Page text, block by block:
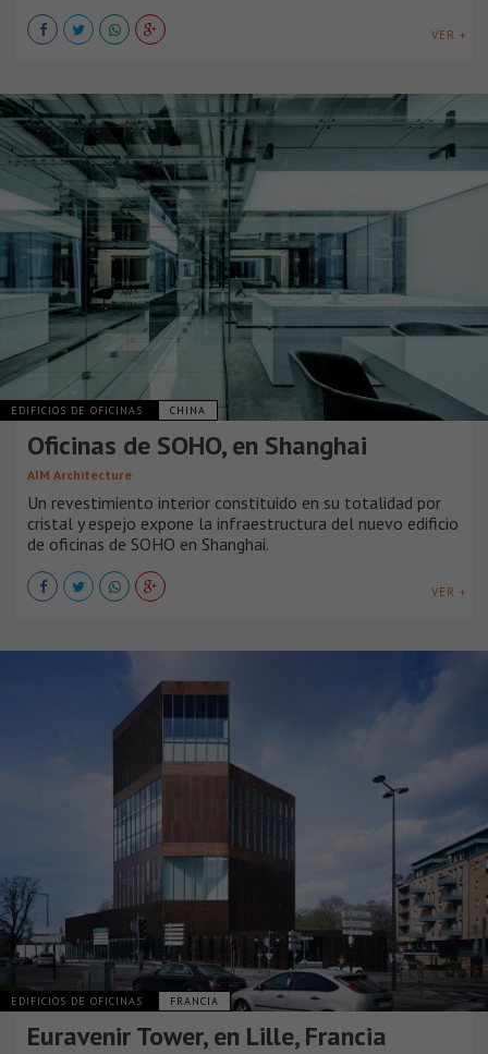
VER +
EDIFICIOS DE OFICINAS CHINA
Oficinas de SOHO, en Shanghai
AIM Architecture
Un revestimiento interior constituido en su totalidad por
cristal y espejo expone la infraestructura del nuevo edificio
de oficinas de SOHO en Shanghai.
VER +
EDIFICIOS DE OFICINAS FRANCIA
Euravenir Tower, en Lille, Francia